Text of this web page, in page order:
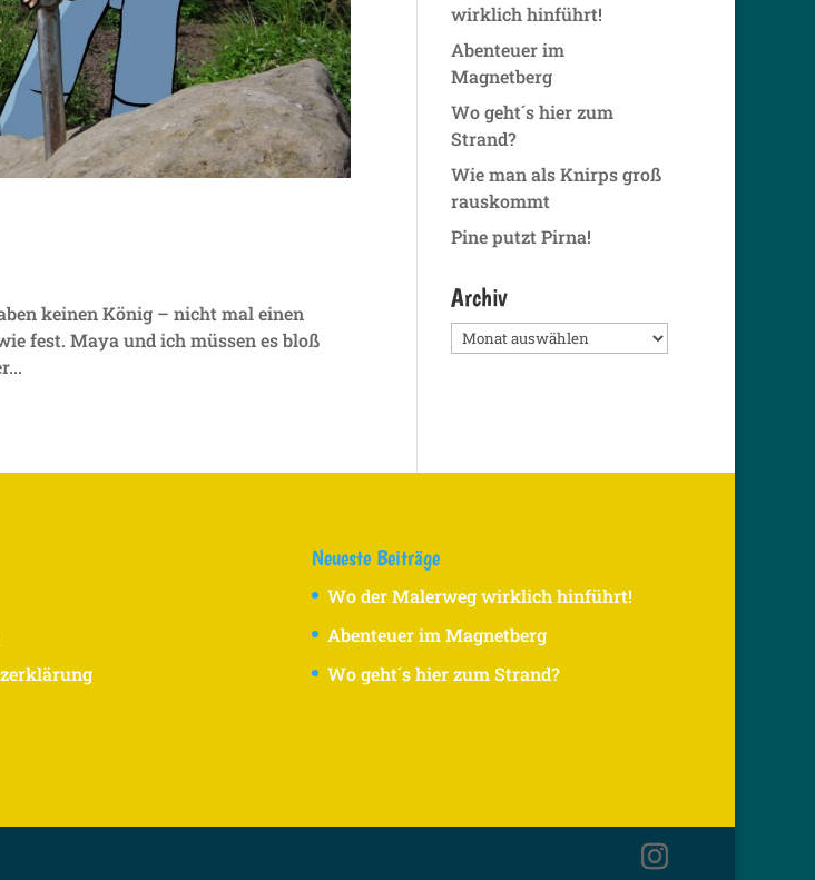
keinen König – nicht mal einen
fest. Maya und ich müssen es bloß
wirklich hinführt!
Abenteuer im
Magnetberg
Wo geht´s hier zum
Strand?
Wie man als Knirps groß
rauskommt
Pine putzt Pirna!
Archiv
Archiv
Neueste Beiträge
Wo der Malerweg wirklich hinführt!
Abenteuer im Magnetberg
Wo geht´s hier zum Strand?